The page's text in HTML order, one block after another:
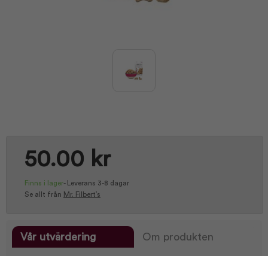
50.00 kr
Finns i lager-
Leverans 3-8 dagar
Se allt från Mr. Filbert’s
Vår utvärdering Om produkten